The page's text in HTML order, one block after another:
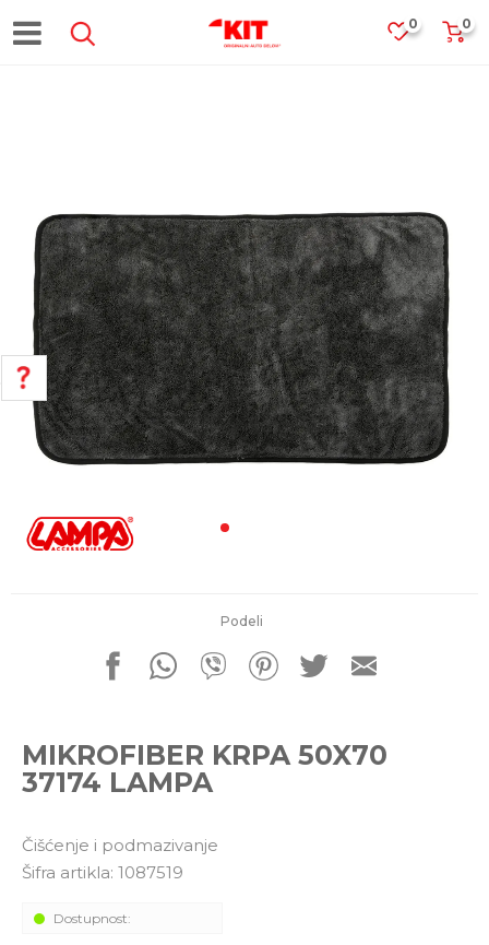
0
0
Podeli
MIKROFIBER KRPA 50X70
37174 LAMPA
Čišćenje i podmazivanje
Šifra artikla: 1087519
Dostupnost:
POMOĆ PRI KUPOVINI
Za više informacija, pomoć i
011 4427900
Pišite nam
office@kitcommerce.rs